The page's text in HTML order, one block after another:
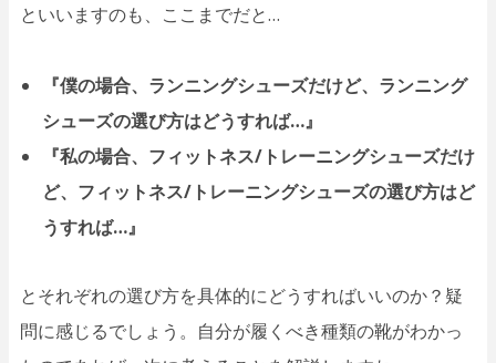
といいますのも、ここまでだと…
『僕の場合、ランニングシューズだけど、ランニング
シューズの選び方はどうすれば…』
『私の場合、フィットネス/トレーニングシューズだけ
ど、フィットネス/トレーニングシューズの選び方はど
うすれば…』
とそれぞれの選び方を具体的にどうすればいいのか？疑
問に感じるでしょう。自分が履くべき種類の靴がわかっ